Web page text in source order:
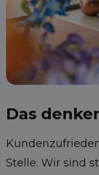
Das
Stelle. Wir sind